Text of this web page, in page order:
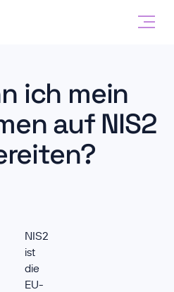
ich mein
auf NIS2
NIS2
ist
die
EU-